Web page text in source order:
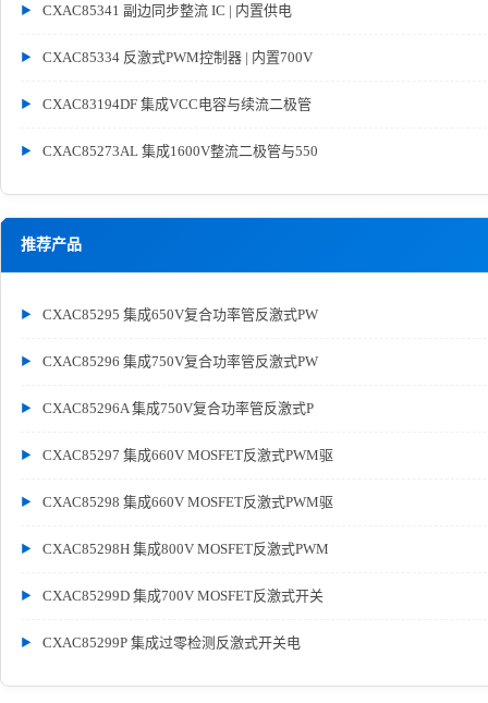
CXAC85341 副边同步整流 IC | 内置供电
CXAC85334 反激式PWM控制器 | 内置700V
CXAC83194DF 集成VCC电容与续流二极管
CXAC85273AL 集成1600V整流二极管与550
推荐产品
CXAC85295 集成650V复合功率管反激式PW
CXAC85296 集成750V复合功率管反激式PW
CXAC85296A 集成750V复合功率管反激式P
CXAC85297 集成660V MOSFET反激式PWM驱
CXAC85298 集成660V MOSFET反激式PWM驱
CXAC85298H 集成800V MOSFET反激式PWM
CXAC85299D 集成700V MOSFET反激式开关
CXAC85299P 集成过零检测反激式开关电